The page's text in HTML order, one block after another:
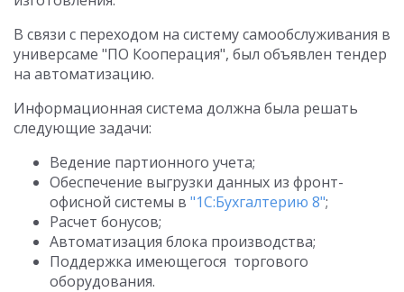
В связи с переходом на систему самообслуживания в
универсаме "ПО Кооперация", был объявлен тендер
на автоматизацию.
Информационная система должна была решать
следующие задачи:
Ведение партионного учета;
Обеспечение выгрузки данных из фронт-
офисной системы в "1С:Бухгалтерию 8";
Расчет бонусов;
Автоматизация блока производства;
Поддержка имеющегося торгового
оборудования.